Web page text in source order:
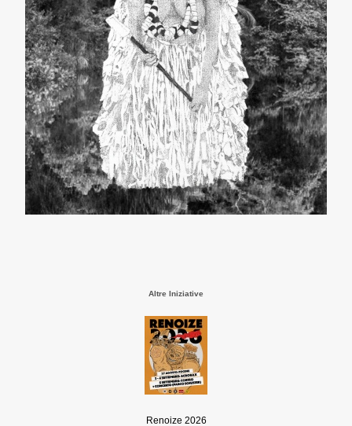
Altre Iniziative
Renoize 2026